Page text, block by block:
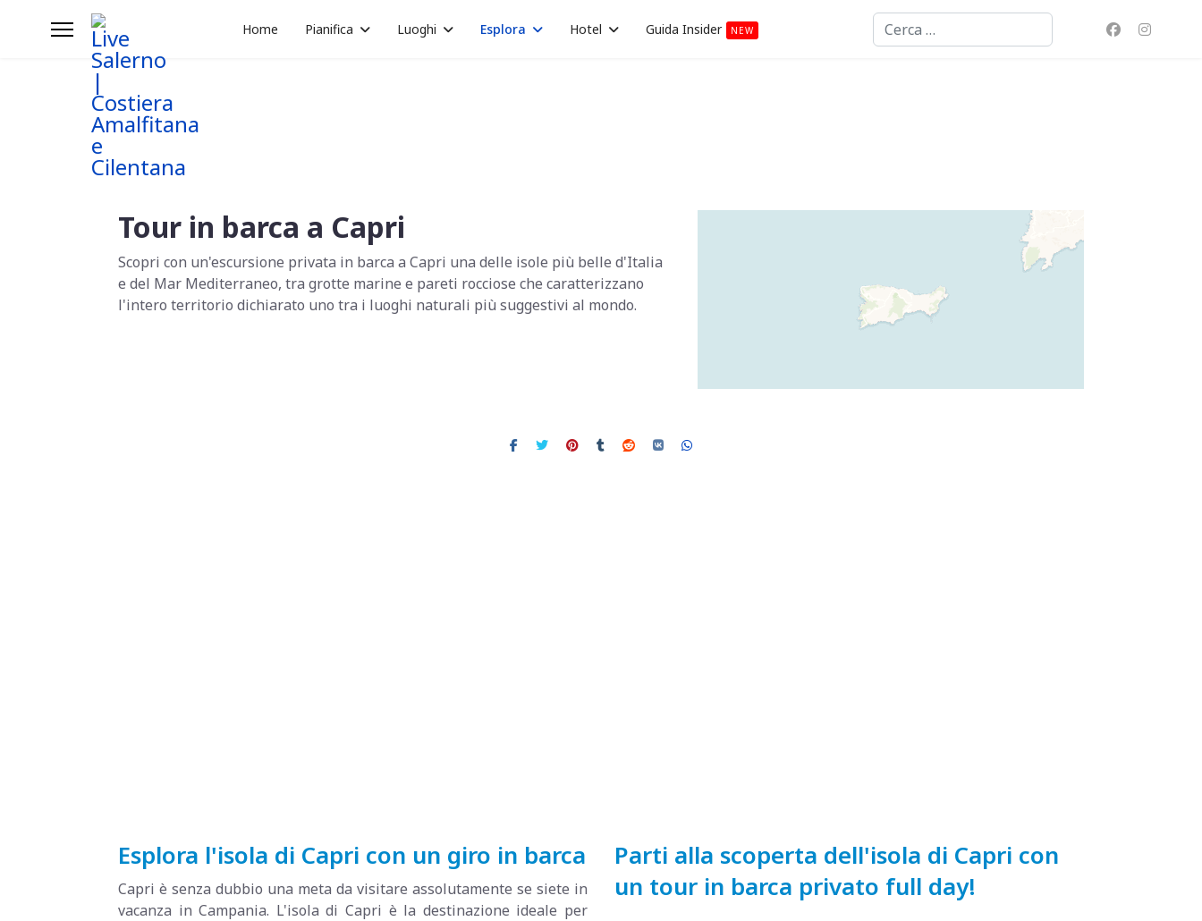
Home Pianifica Luoghi Esplora Hotel Guida Insider NEW Cerca
Tour in barca a Capri
Scopri con un'escursione privata in barca a Capri una delle isole più belle d'Italia
e del Mar Mediterraneo, tra grotte marine e pareti rocciose che caratterizzano
l'intero territorio dichiarato uno tra i luoghi naturali più suggestivi al mondo.
Esplora l'isola di Capri con un giro in barca
Capri è senza dubbio una meta da visitare assolutamente se siete in
vacanza in Campania. L'isola di Capri è la destinazione ideale per
Parti alla scoperta dell'isola di Capri con
un tour in barca privato full day!